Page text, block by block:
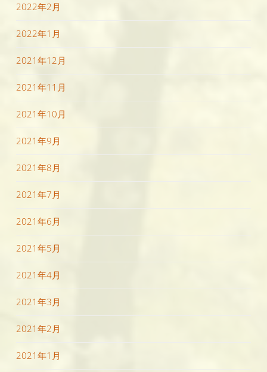
2022年2月
2022年1月
2021年12月
2021年11月
2021年10月
2021年9月
2021年8月
2021年7月
2021年6月
2021年5月
2021年4月
2021年3月
2021年2月
2021年1月